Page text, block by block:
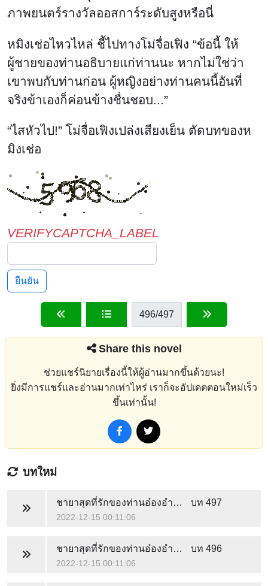
VERIFYCAPTCHA_LABEL
ยืนยัน
496/497
Share this novel
ช่วยแชร์นิยายเรื่องนี้ให้ผู้อ่านมากขึ้นด้วยนะ!
ยิ่งมีการแชร์และอ่านมากเท่าไหร่ เราก็จะอัปเดตตอนใหม่เร็ว
ขึ้นเท่านั้น!
บทใหม่
ชายาสุดที่รักของท่านอ๋องอำมหิต บท 497
2022-12-15 00:11:06
ชายาสุดที่รักของท่านอ๋องอำมหิต บท 496
2022-12-15 00:11:06